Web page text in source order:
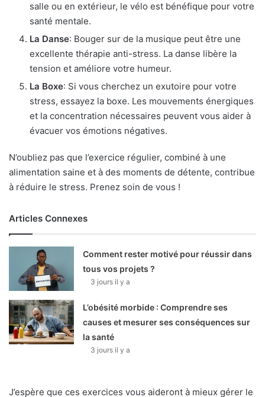
salle ou en extérieur, le vélo est bénéfique pour votre
santé mentale.
La Danse: Bouger sur de la musique peut être une
excellente thérapie anti-stress. La danse libère la
tension et améliore votre humeur.
La Boxe: Si vous cherchez un exutoire pour votre
stress, essayez la boxe. Les mouvements énergiques
et la concentration nécessaires peuvent vous aider à
évacuer vos émotions négatives.
N’oubliez pas que l’exercice régulier, combiné à une
alimentation saine et à des moments de détente, contribue
à réduire le stress. Prenez soin de vous !
Articles Connexes
Comment rester motivé pour réussir dans
tous vos projets ?
3 jours il y a
L’obésité morbide : Comprendre ses
causes et mesurer ses conséquences sur
la santé
3 jours il y a
J’espère que ces exercices vous aideront à mieux gérer le